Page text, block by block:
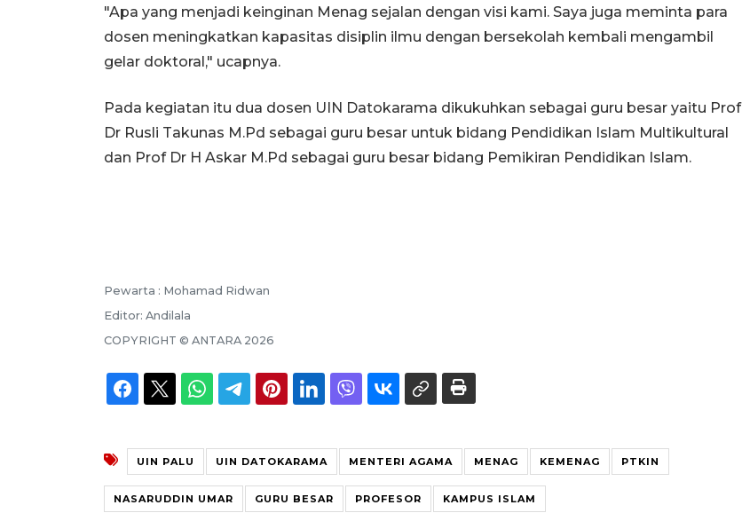
"Apa yang menjadi keinginan Menag sejalan dengan visi kami. Saya juga meminta para
dosen meningkatkan kapasitas disiplin ilmu dengan bersekolah kembali mengambil
gelar doktoral," ucapnya.
Pada kegiatan itu dua dosen UIN Datokarama dikukuhkan sebagai guru besar yaitu Prof
Dr Rusli Takunas M.Pd sebagai guru besar untuk bidang Pendidikan Islam Multikultural
dan Prof Dr H Askar M.Pd sebagai guru besar bidang Pemikiran Pendidikan Islam.
Pewarta : Mohamad Ridwan
Editor: Andilala
COPYRIGHT © ANTARA 2026
UIN PALU UIN DATOKARAMA MENTERI AGAMA MENAG KEMENAG PTKIN
NASARUDDIN UMAR GURU BESAR PROFESOR KAMPUS ISLAM